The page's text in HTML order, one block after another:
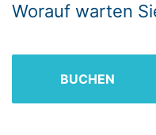
Worauf warten
BUCHEN